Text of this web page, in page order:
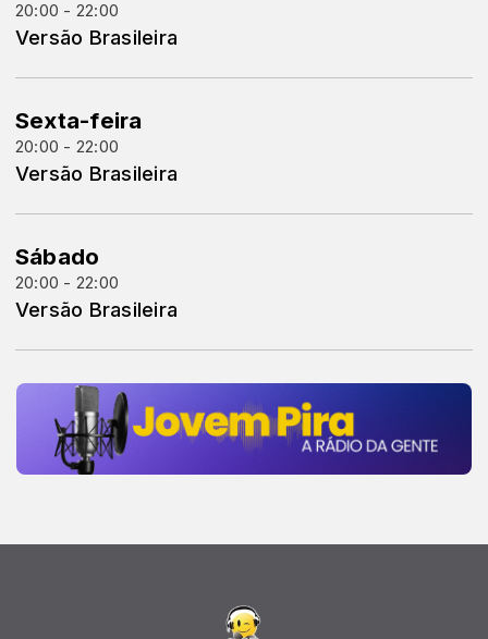
20:00 - 22:00
Versão Brasileira
Sexta-feira
20:00 - 22:00
Versão Brasileira
Sábado
20:00 - 22:00
Versão Brasileira